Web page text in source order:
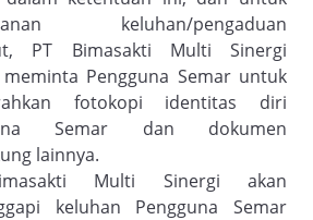
keluhan/pengaduan
PT Bimasakti Multi Sinergi
Pengguna Semar untuk
fotokopi identitas diri
Semar dan dokumen
lainnya.
Multi Sinergi akan
keluhan Pengguna Semar